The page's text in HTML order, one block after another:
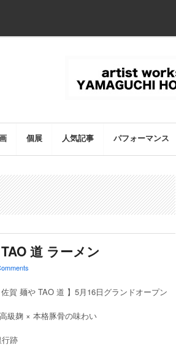
個展 人気記事 パフォーマンス
道 ラーメン
賀 麺や TAO 道 】5月16日グランドオープン
級麹 × 本格豚骨の味わい
跡